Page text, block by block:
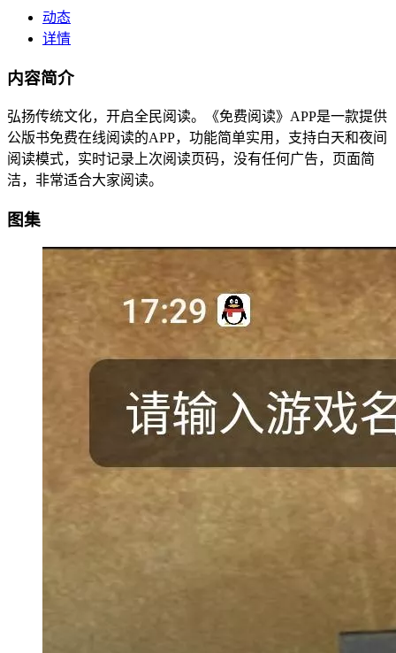
动态
详情
内容简介
弘扬传统文化，开启全民阅读。《免费阅读》APP是一款提供
公版书免费在线阅读的APP，功能简单实用，支持白天和夜间
阅读模式，实时记录上次阅读页码，没有任何广告，页面简
洁，非常适合大家阅读。
图集